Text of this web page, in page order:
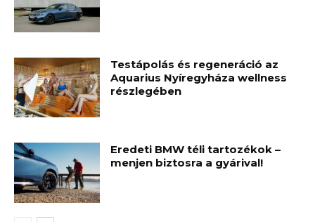
Testápolás és regeneráció az
Aquarius Nyíregyháza wellness
részlegében
Eredeti BMW téli tartozékok –
menjen biztosra a gyárival!